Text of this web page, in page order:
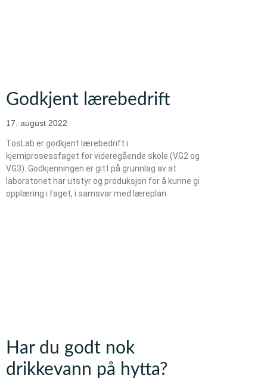
Godkjent lærebedrift
17. august 2022
TosLab er godkjent lærebedrift i
kjemiprosessfaget for videregående skole (VG2 og
VG3). Godkjenningen er gitt på grunnlag av at
laboratoriet har utstyr og produksjon for å kunne gi
opplæring i faget, i samsvar med læreplan.
Har du godt nok
drikkevann på hytta?